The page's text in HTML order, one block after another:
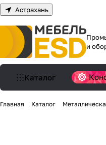
Астрахань
и
Каталог
Главная Каталог